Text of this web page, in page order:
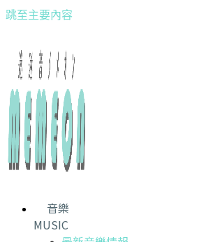
跳至主要內容
音樂
MUSIC